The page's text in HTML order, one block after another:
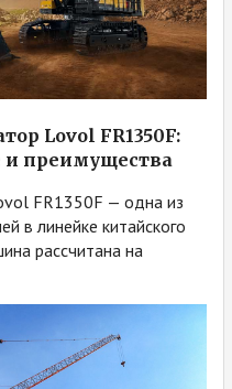
Lovol FR1350F:
и преимущества
FR1350F — одна из
в линейке китайского
рассчитана на